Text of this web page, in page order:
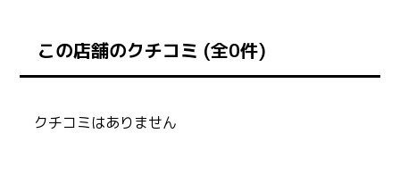
この店舗のクチコミ (全0件)
クチコミはありません